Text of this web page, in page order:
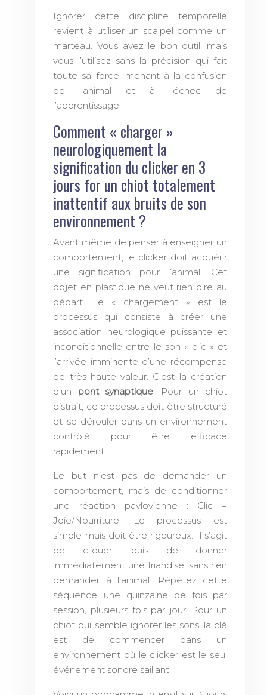
Ignorer cette discipline temporelle
revient à utiliser un scalpel comme un
marteau. Vous avez le bon outil, mais
vous l’utilisez sans la précision qui fait
toute sa force, menant à la confusion
de l’animal et à l’échec de
l’apprentissage.
Comment « charger »
neurologiquement la
signification du clicker en 3
jours for un chiot totalement
inattentif aux bruits de son
environnement ?
Avant même de penser à enseigner un
comportement, le clicker doit acquérir
une signification pour l’animal. Cet
objet en plastique ne veut rien dire au
départ. Le « chargement » est le
processus qui consiste à créer une
association neurologique puissante et
inconditionnelle entre le son « clic » et
l’arrivée imminente d’une récompense
de très haute valeur. C’est la création
d’un pont synaptique. Pour un chiot
distrait, ce processus doit être structuré
et se dérouler dans un environnement
contrôlé pour être efficace
rapidement.
Le but n’est pas de demander un
comportement, mais de conditionner
une réaction pavlovienne : Clic =
Joie/Nourriture. Le processus est
simple mais doit être rigoureux. Il s’agit
de cliquer, puis de donner
immédiatement une friandise, sans rien
demander à l’animal. Répétez cette
séquence une quinzaine de fois par
session, plusieurs fois par jour. Pour un
chiot qui semble ignorer les sons, la clé
est de commencer dans un
environnement où le clicker est le seul
événement sonore saillant.